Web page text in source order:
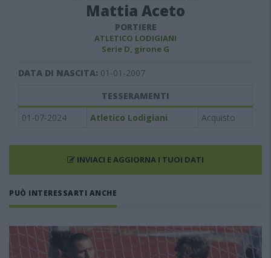
Mattia Aceto
PORTIERE
ATLETICO LODIGIANI
Serie D, girone G
DATA DI NASCITA: 01-01-2007
TESSERAMENTI
01-07-2024
Atletico Lodigiani Acquisto
INVIACI E AGGIORNA I TUOI DATI
PUÒ INTERESSARTI ANCHE